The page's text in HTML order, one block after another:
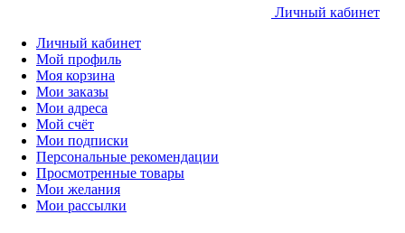
Личный кабинет
Личный кабинет
Мой профиль
Моя корзина
Мои заказы
Мои адреса
Мой счёт
Мои подписки
Персональные рекомендации
Просмотренные товары
Мои желания
Мои рассылки